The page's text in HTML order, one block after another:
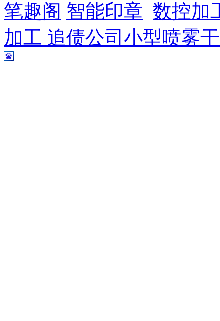
笔趣阁 智能印章 数控加
加工 追债公司 小型喷雾